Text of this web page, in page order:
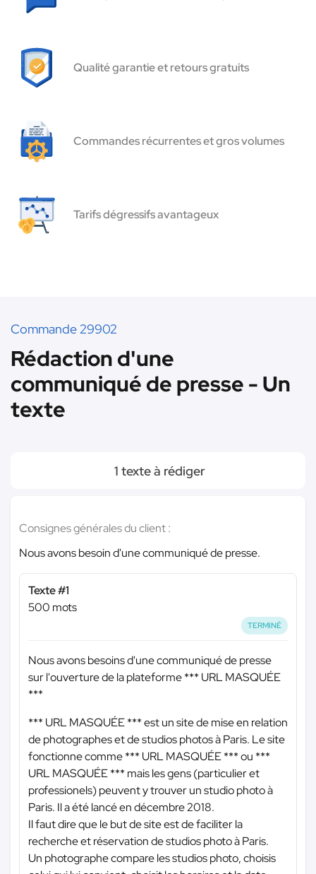
Qualité garantie et retours gratuits
Commandes récurrentes et gros volumes
Tarifs dégressifs avantageux
Commande 29902
Rédaction d'une
communiqué de presse - Un
texte
1 texte à rédiger
Consignes générales du client :
Nous avons besoin d'une communiqué de presse.
Texte #1
500 mots
TERMINÉ
Nous avons besoins d'une communiqué de presse
sur l'ouverture de la plateforme*** URL MASQUÉE
***
*** URL MASQUÉE ***est un site de mise en relation
de photographes et de studios photos à Paris. Le site
fonctionne comme*** URL MASQUÉE ***ou ***
URL MASQUÉE *** mais les gens (particulier et
professionels) peuvent y trouver un studio photo à
Paris. Il a été lancé en décembre 2018.
Il faut dire que le but de site est de faciliter la
recherche et réservation de studios photo à Paris.
Un photographe compare les studios photo, choisis